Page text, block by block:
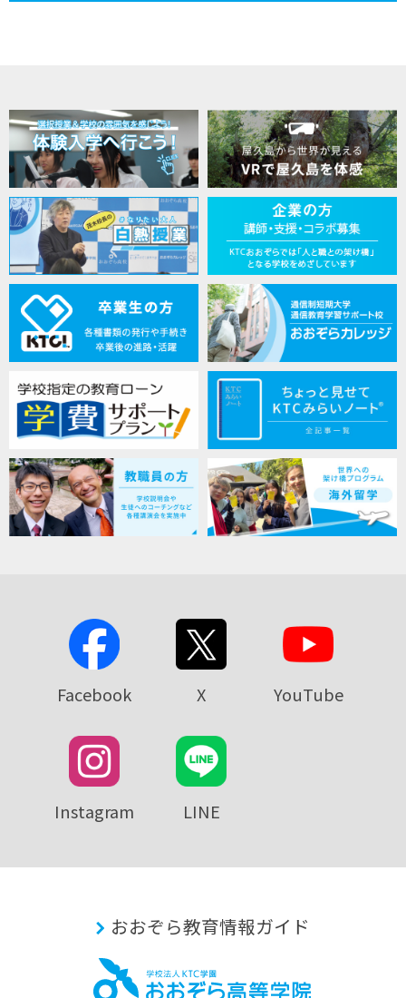
Facebook X YouTube
Instagram LINE
おおぞら教育情報ガイド